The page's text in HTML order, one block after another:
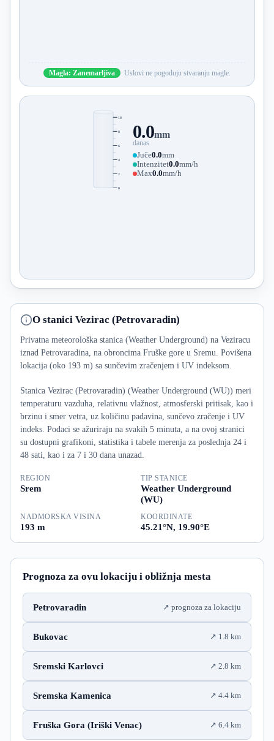
Magla: Zanemarljiva Uslovi ne pogoduju stvaranju magle.
0
2
4
6
8
10
0.0mm
danas
Juče0.0mm
Intenzitet0.0mm/h
Max0.0mm/h
O stanici Vezirac (Petrovaradin)
Privatna meteorološka stanica (Weather Underground) na Veziracu
iznad Petrovaradina, na obroncima Fruške gore u Sremu. Povišena
lokacija (oko 193 m) sa sunčevim zračenjem i UV indeksom.
Stanica Vezirac (Petrovaradin) (Weather Underground (WU)) meri
temperaturu vazduha, relativnu vlažnost, atmosferski pritisak, kao i
brzinu i smer vetra, uz količinu padavina, sunčevo zračenje i UV
indeks. Podaci se ažuriraju na svakih 5 minuta, a na ovoj stranici
su dostupni grafikoni, statistika i tabele merenja za poslednja 24 i
48 sati, kao i za 7 i 30 dana unazad.
REGION
Srem
TIP STANICE
Weather Underground
(WU)
NADMORSKA VISINA
193 m
KOORDINATE
45.21°N, 19.90°E
Prognoza za ovu lokaciju i obližnja mesta
Petrovaradin prognoza za lokaciju
Bukovac 1.8 km
Sremski Karlovci 2.8 km
Sremska Kamenica 4.4 km
Fruška Gora (Iriški Venac) 6.4 km